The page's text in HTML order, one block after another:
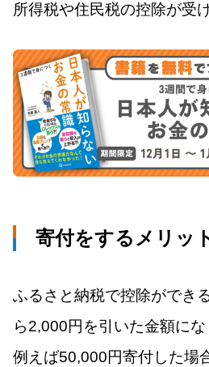
所得税や住民税の控除が受
寄付をするメリッ
ふるさと納税で控除ができ
ら2,000円を引いた金額にな
例えば50,000円寄付した場